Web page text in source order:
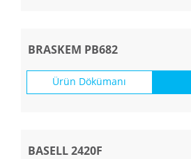
BRASKEM PB682
Ürün Dökümanı
BASELL 2420F